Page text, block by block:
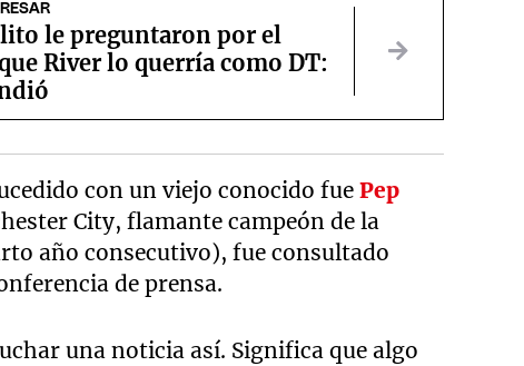
le preguntaron por el
River lo querría como DT:
con un viejo conocido fuePep
City, flamante campeón de la
año consecutivo), fue consultado
de prensa.
una noticia así. Significa que algo